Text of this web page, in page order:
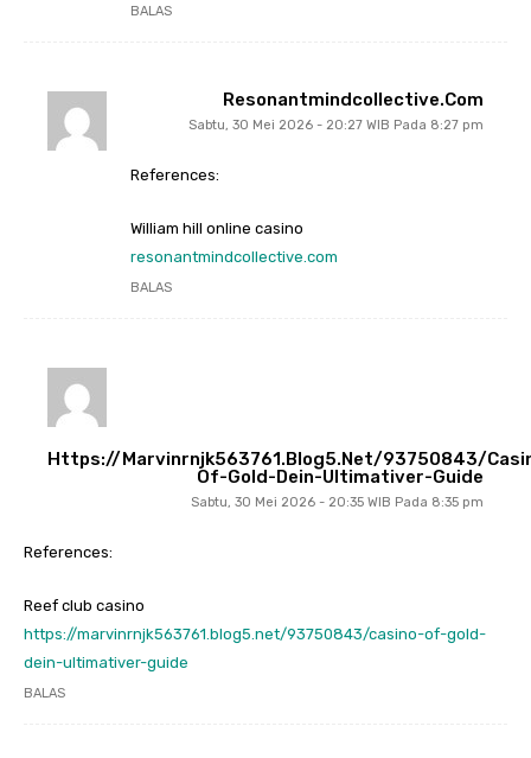
BALAS
Resonantmindcollective.com
Sabtu, 30 Mei 2026 - 20:27 WIB Pada 8:27 pm
References:
William hill online casino
resonantmindcollective.com
BALAS
Https://marvinrnjk563761.blog5.net/93750843/
Of-Gold-Dein-Ultimativer-Guide
Sabtu, 30 Mei 2026 - 20:35 WIB Pada 8:35 pm
References:
Reef club casino
https://marvinrnjk563761.blog5.net/93750843/casino-of-gold-
dein-ultimativer-guide
BALAS